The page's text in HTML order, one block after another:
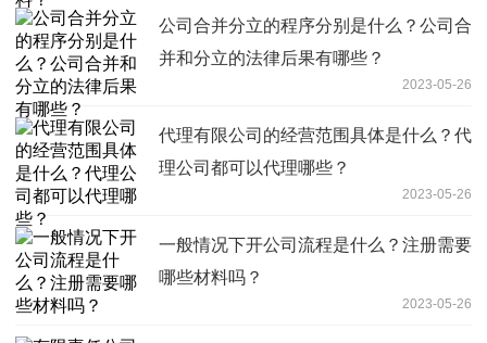
公司合并分立的程序分别是什么？公司合
并和分立的法律后果有哪些？
2023-05-26
代理有限公司的经营范围具体是什么？代
理公司都可以代理哪些？
2023-05-26
一般情况下开公司流程是什么？注册需要
哪些材料吗？
2023-05-26